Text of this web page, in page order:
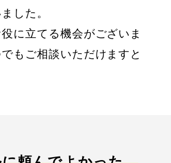
した。
に立てる機会がございま
もご相談いただけますと